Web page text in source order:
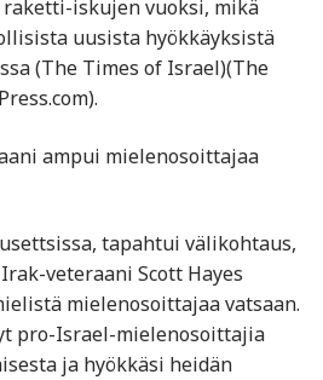
iskujen vuoksi, mikä
uusista hyökkäyksistä
(The Times of Israel)​(The
ampui mielenosoittajaa
tapahtui välikohtaus,
veteraani Scott Hayes
mielenosoittajaa vatsaan.
pro-Israel-mielenosoittajia
ja hyökkäsi heidän